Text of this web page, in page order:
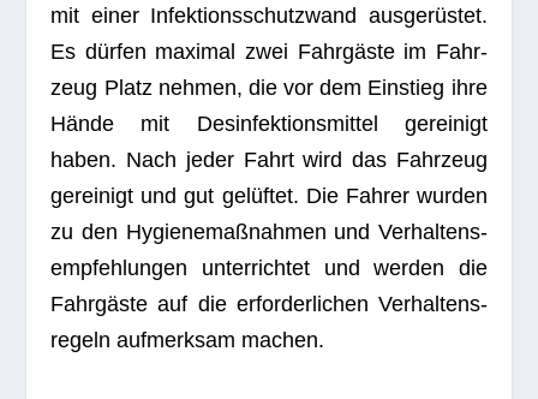
mit einer Infek­ti­ons­schutz­wand aus­ge­rüs­tet.
Es dür­fen maxi­mal zwei Fahr­gäste im Fahr­
zeug Platz neh­men, die vor dem Ein­stieg ihre
Hände mit Des­in­fek­ti­ons­mit­tel gerei­nigt
haben. Nach jeder Fahrt wird das Fahr­zeug
gerei­nigt und gut gelüf­tet. Die Fah­rer wur­den
zu den Hygie­ne­maß­nah­men und Ver­hal­tens­
emp­feh­lun­gen unter­rich­tet und wer­den die
Fahr­gäste auf die erfor­der­li­chen Ver­hal­tens­
re­geln auf­merk­sam machen.